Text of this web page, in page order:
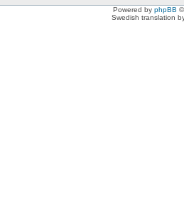
Powered by phpBB
Swedish translation